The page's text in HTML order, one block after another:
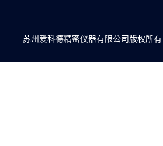
苏州爱科德精密仪器有限公司版权所有